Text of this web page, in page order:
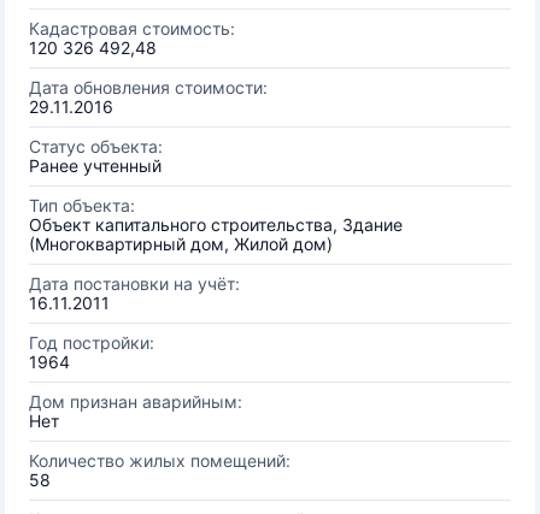
Кадастровая стоимость:
120 326 492,48
Дата обновления стоимости:
29.11.2016
Статус объекта:
Ранее учтенный
Тип объекта:
Объект капитального строительства, Здание
(Многоквартирный дом, Жилой дом)
Дата постановки на учёт:
16.11.2011
Год постройки:
1964
Дом признан аварийным:
Нет
Количество жилых помещений:
58